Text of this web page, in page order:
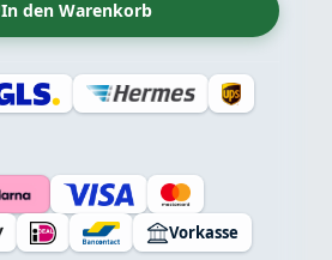
In den Warenkorb
Vorkasse